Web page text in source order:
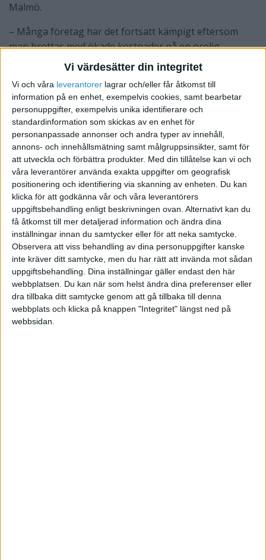
Vi värdesätter din integritet
Vi och våra leverantorer lagrar och/eller får åtkomst till
information på en enhet, exempelvis cookies, samt bearbetar
personuppgifter, exempelvis unika identifierare och
standardinformation som skickas av en enhet för
personanpassade annonser och andra typer av innehåll,
annons- och innehållsmätning samt målgruppsinsikter, samt för
att utveckla och förbättra produkter. Med din tillåtelse kan vi och
våra leverantörer använda exakta uppgifter om geografisk
positionering och identifiering via skanning av enheten. Du kan
klicka för att godkänna vår och våra leverantörers
uppgiftsbehandling enligt beskrivningen ovan. Alternativt kan du
få åtkomst till mer detaljerad information och ändra dina
inställningar innan du samtycker eller för att neka samtycke.
Observera att viss behandling av dina personuppgifter kanske
inte kräver ditt samtycke, men du har rätt att invända mot sådan
uppgiftsbehandling. Dina inställningar gäller endast den här
webbplatsen. Du kan när som helst ändra dina preferenser eller
dra tillbaka ditt samtycke genom att gå tillbaka till denna
webbplats och klicka på knappen "Integritet" längst ned på
webbsidan.
Malmö.
– Många företag har det fortsatt kämpigt eftersom
man brottas med ökade kostnaderpå en orolig
marknad med vikande försäljning. Att det råder
genom att antalet lagda
varsel om uppsägning är omfattande.
Särskilt hårt utsatta är restaurangbranschen samt